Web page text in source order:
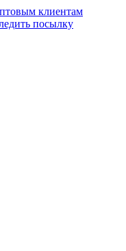
клиентам
посылку